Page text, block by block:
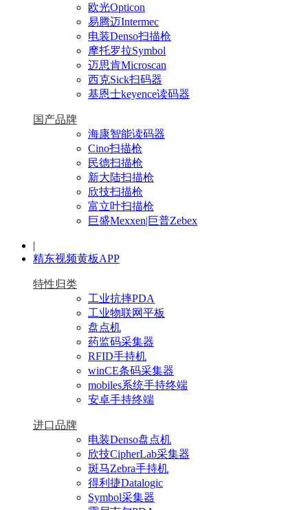
欧光Opticon
易腾迈Intermec
电装Denso扫描枪
摩托罗拉Symbol
迈思肯Microscan
西克Sick扫码器
基恩士keyence读码器
国产品牌
海康智能读码器
Cino扫描枪
民德扫描枪
新大陆扫描枪
欣技扫描枪
富立叶扫描枪
巨盛Mexxen|巨普Zebex
|
精东视频黄板APP
特性归类
工业抗摔PDA
工业物联网平板
盘点机
药监码采集器
RFID手持机
winCE条码采集器
mobiles系统手持终端
安卓手持终端
进口品牌
电装Denso盘点机
欣技CipherLab采集器
斑马Zebra手持机
得利捷Datalogic
Symbol采集器